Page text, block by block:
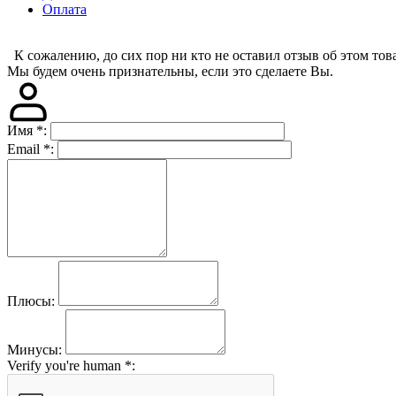
Оплата
К сожалению, до сих пор ни кто не оставил отзыв об этом
Мы будем очень признательны, если это сделаете Вы.
Имя *:
Email *:
Плюсы:
Минусы:
Verify you're human *: